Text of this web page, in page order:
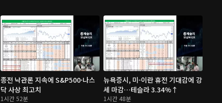
종전 낙관론 지속에 S&P500·나스
닥 사상 최고치
1시간 52분
뉴욕증시, 미-이란 휴전 기대감에 강
세 마감…테슬라 3.34%↑
1시간 48분